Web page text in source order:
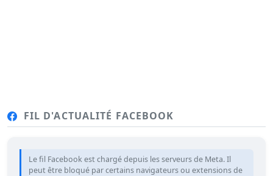
FIL D'ACTUALITÉ FACEBOOK
Le fil Facebook est chargé depuis les serveurs de Meta. Il
peut être bloqué par certains navigateurs ou extensions de